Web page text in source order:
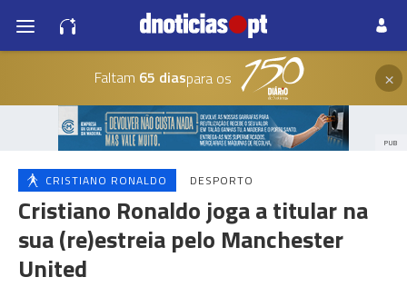
Faltam 65 diaspara os ×
PUB
CRISTIANO RONALDO DESPORTO
Cristiano Ronaldo joga a titular na
sua (re)estreia pelo Manchester
United